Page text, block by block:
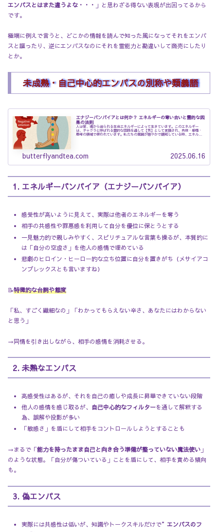
エンパスとはまた違うよな・・・ 」と思わざる得ない表現が出回ってるから
です。
極端に例えで言うと、どこかの情報を読んで知った風になってそれをエンパ
スと謳ったり、逆にエンパスなのにそれを霊能力と勘違いして商売にしたり
とか。
未成熟・自己中心的エンパスの別称や類義語
エナジーバンパイアとは何か？ エネルギーの奪い合いと霊的な因
果の法則
人は皆、魂から送られる生命エネルギーによって生きています。このエネルギー
は、チャクラと呼ばれる霊的な回路を通して【気】として変換され、肉体・感情・
思考の領域で使われています。私たちの意識が穏やかで調和している時、エネルギ
butterflyandtea.com 2025.06.16
1. エネルギーバンパイア（エナジーバンパイア）
感受性が高いように見えて、実際は他者のエネルギーを奪う
相手の共感性や罪悪感を利用して自分を優位に保とうとする
一見魅力的で親しみやすく、スピリチュアルな言葉も操るが、本質的に
は「自分の空虚さ」を他人の感情で埋めている
悲劇のヒロイン・ヒーロー的な立ち位置に自分を置きがち（メサイアコ
ンプレックスとも言いますね）
📝特徴的な台詞や態度
「私、すごく繊細なの」「わかってもらえない辛さ、あなたにはわからない
と思う」
→同情を引き出しながら、相手の感情を消耗させる。
2. 未熟なエンパス
高感受性はあるが、それを自己の癒しや成長に昇華できていない段階
他人の感情を感じ取るが、
自己中心的なフィルターを通して解釈する
為、誤解や投影が多い
「敏感さ」を盾にして相手をコントロールしようとすることも
→まるで「能力を持ったまま自己と向き合う準備が整っていない魔法使い 」
のような状態。「自分が傷ついている」ことを盾にして、相手を責める傾向
も。
3. 偽エンパス
実際には共感性は低いが、知識やトークスキルだけで”エンパスのフ